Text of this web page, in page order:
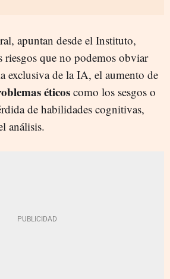
apuntan desde el Instituto,
riesgos que no podemos obviar
exclusiva de la IA, el aumento de
éticos como los sesgos o
de habilidades cognitivas,
análisis.